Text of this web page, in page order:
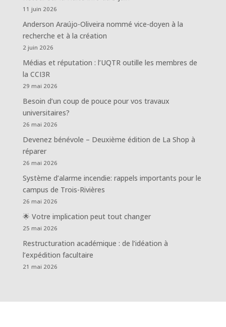
11 juin 2026
Anderson Araújo-Oliveira nommé vice-doyen à la
recherche et à la création
2 juin 2026
Médias et réputation : l’UQTR outille les membres de
la CCI3R
29 mai 2026
Besoin d’un coup de pouce pour vos travaux
universitaires?
26 mai 2026
Devenez bénévole – Deuxième édition de La Shop à
réparer
26 mai 2026
Système d’alarme incendie: rappels importants pour le
campus de Trois-Rivières
26 mai 2026
🌟 Votre implication peut tout changer
25 mai 2026
Restructuration académique : de l’idéation à
l’expédition facultaire
21 mai 2026